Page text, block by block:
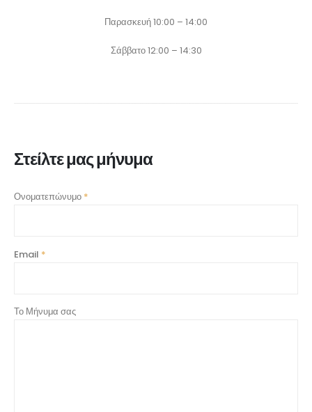
Παρασκευή 10:00 – 14:00
Σάββατο 12:00 – 14:30
Στείλτε μας μήνυμα
Ονοματεπώνυμο *
Email *
Το Μήνυμα σας